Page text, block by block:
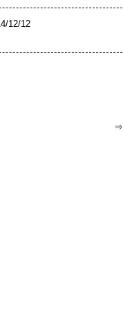
12/12
⇒